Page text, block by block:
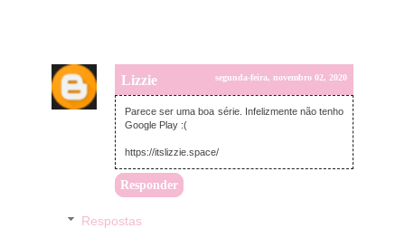
Lizzie segunda-feira, novembro 02, 2020
Parece ser uma boa série. Infelizmente não tenho
Google Play :(
https://itslizzie.space/
Responder
Respostas